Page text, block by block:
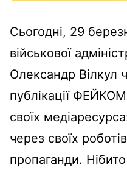
Сьогодні, 29
військової
Олександр Вілкул
публікації
своїх
через своїх
пропаганди.